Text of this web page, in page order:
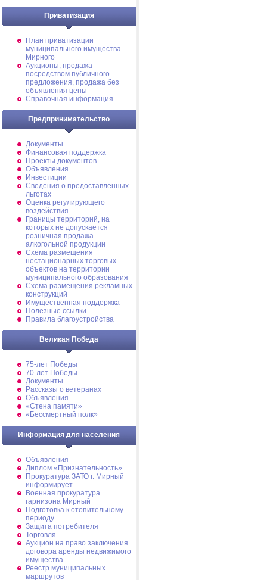
Приватизация
План приватизации
муниципального имущества
Мирного
Аукционы, продажа
посредством публичного
предложения, продажа без
объявления цены
Справочная информация
Предпринимательство
Документы
Финансовая поддержка
Проекты документов
Объявления
Инвестиции
Сведения о предоставленных
льготах
Оценка регулирующего
воздействия
Границы территорий, на
которых не допускается
розничная продажа
алкогольной продукции
Схема размещения
нестационарных торговых
объектов на территории
муниципального образования
Схема размещения рекламных
конструкций
Имущественная поддержка
Полезные ссылки
Правила благоустройства
Великая Победа
75-лет Победы
70-лет Победы
Документы
Рассказы о ветеранах
Объявления
«Стена памяти»
«Бессмертный полк»
Информация для населения
Объявления
Диплом «Признательность»
Прокуратура ЗАТО г. Мирный
информирует
Военная прокуратура
гарнизона Мирный
Подготовка к отопительному
периоду
Защита потребителя
Торговля
Аукцион на право заключения
договора аренды недвижимого
имущества
Реестр муниципальных
маршрутов